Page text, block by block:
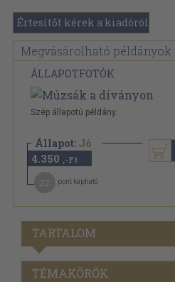
Értesítőt kérek a kiadóról
Megvásárolható példányok
ÁLLAPOTFOTÓK
Szép állapotú példány.
Állapot: Jó
4.350 ,-Ft
pont kapható
TARTALOM
TÉMAKÖRÖK